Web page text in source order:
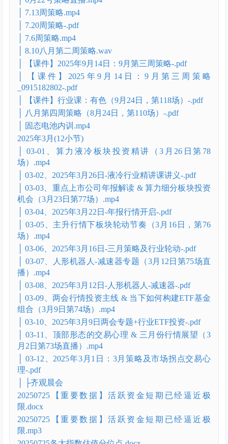
│ 6.15以伊冲突影响第三周策略.mp4
│ 6.28周策略直播课.mp4
│ 6.29号周策略.mp4
│ 6.29周策略.mp4
│ 6.2六月周策略.mp4
│ 6.4行业课（人形机器人-电子皮肤精讲））.mp4
│ 6月18行业课MEMS微纳传感器.mp4
│ 6月22号策略直播.mp4
│ 7.13周策略.mp4
│ 7.20周策略-.pdf
│ 7.6周策略.mp4
│ 8.10八月第二周策略.wav
│ 【课件】2025年9月14日：9月第三周策略-.pdf
│ 【课件】2025年9月14日：9月第三周策略
_0915182802-.pdf
│ 【课件】行业课：有色（9月24日，第118场）-.pdf
│ 八月第四周策略（8月24日，第110场）-.pdf
│ 固态电池内训.mp4
2025年3月(12小节)
│ 03-01、算力液冷板块投资精讲（3月26日第78
场）.mp4
│ 03-02、2025年3月26日-液冷行业精讲课讲义-.pdf
│ 03-03、重点上市公司年报解读 & 算力细分板块投资
机会（3月23日第77场）.mp4
│ 03-04、2025年3月22日-年报行情开启-.pdf
│ 03-05、主升行情下板块轮动节奏（3月16日，第76
场）.mp4
│ 03-06、2025年3月16日-三月策略及行业轮动-.pdf
│ 03-07、人形机器人-减速器专题（3月12日第75场直
播）.mp4
│ 03-08、2025年3月12日-人形机器人-减速器-.pdf
│ 03-09、两会行情投资主线 & 当下如何构建ETF基金
组合（3月9日第74场）.mp4
│ 03-10、2025年3月9日两会专题+行业ETF投资-.pdf
│ 03-11、顶部形态的交易心理 & 三月份行情展望（3